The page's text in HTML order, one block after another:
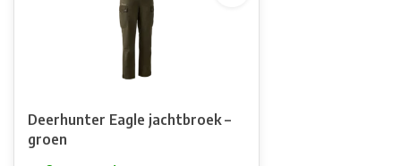
Deerhunter Eagle jachtbroek –
groen